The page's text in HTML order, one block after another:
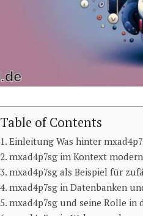
Table of Contents
Einleitung Was hinter
mxad4p7sg im Kontext
mxad4p7sg als Beispiel für
mxad4p7sg in Datenbanken
mxad4p7sg und seine Rolle in